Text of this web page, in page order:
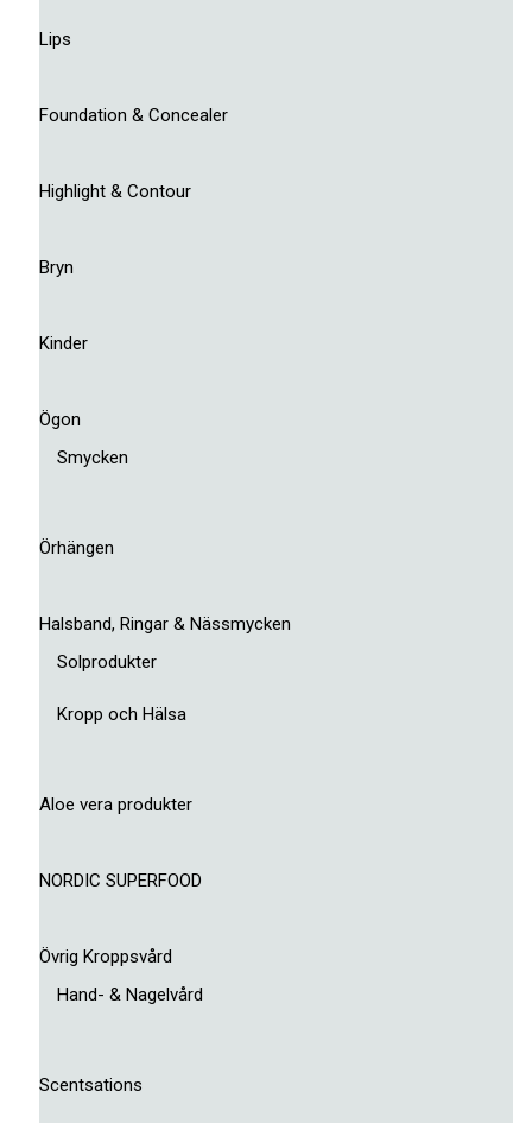
Lips
Foundation & Concealer
Highlight & Contour
Bryn
Kinder
Ögon
Smycken
Örhängen
Halsband, Ringar & Nässmycken
Solprodukter
Kropp och Hälsa
Aloe vera produkter
NORDIC SUPERFOOD
Övrig Kroppsvård
Hand- & Nagelvård
Scentsations